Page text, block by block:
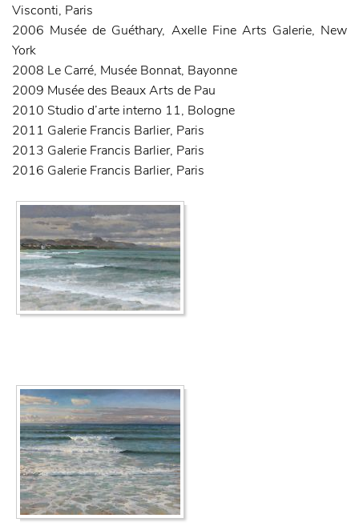
Visconti, Paris
2006 Musée de Guéthary, Axelle Fine Arts Galerie, New
York
2008 Le Carré, Musée Bonnat, Bayonne
2009 Musée des Beaux Arts de Pau
2010 Studio d’arte interno 11, Bologne
2011 Galerie Francis Barlier, Paris
2013 Galerie Francis Barlier, Paris
2016 Galerie Francis Barlier, Paris